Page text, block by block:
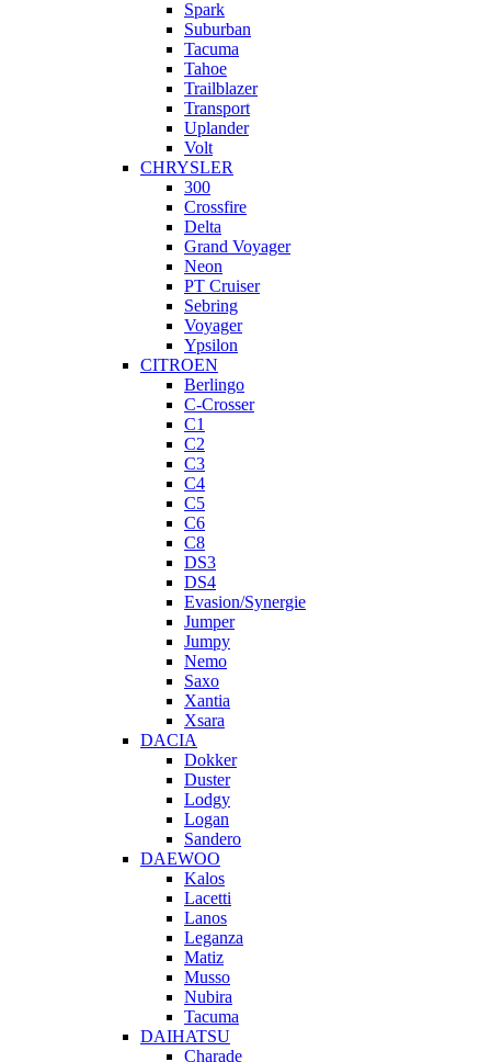
Spark
Suburban
Tacuma
Tahoe
Trailblazer
Transport
Uplander
Volt
CHRYSLER
300
Crossfire
Delta
Grand Voyager
Neon
PT Cruiser
Sebring
Voyager
Ypsilon
CITROEN
Berlingo
C-Crosser
C1
C2
C3
C4
C5
C6
C8
DS3
DS4
Evasion/Synergie
Jumper
Jumpy
Nemo
Saxo
Xantia
Xsara
DACIA
Dokker
Duster
Lodgy
Logan
Sandero
DAEWOO
Kalos
Lacetti
Lanos
Leganza
Matiz
Musso
Nubira
Tacuma
DAIHATSU
Charade